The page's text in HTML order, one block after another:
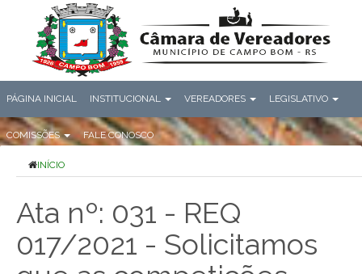
PÁGINA INICIAL INSTITUCIONAL VEREADORES LEGISLATIVO
COMISSÕES FALE CONOSCO
INÍCIO
Ata nº: 031 - REQ
017/2021 - Solicitamos